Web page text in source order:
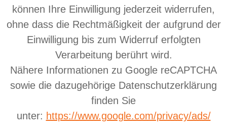
können Ihre Einwilligung jederzeit widerrufen,
ohne dass die Rechtmäßigkeit der aufgrund der
Einwilligung bis zum Widerruf erfolgten
Verarbeitung berührt wird.
Nähere Informationen zu Google reCAPTCHA
sowie die dazugehörige Datenschutzerklärung
finden Sie
unter: https://www.google.com/privacy/ads/